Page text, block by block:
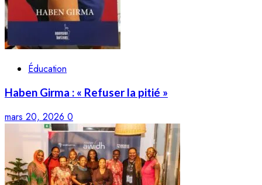
Éducation
Haben Girma : « Refuser la pitié »
mars 20, 2026 0